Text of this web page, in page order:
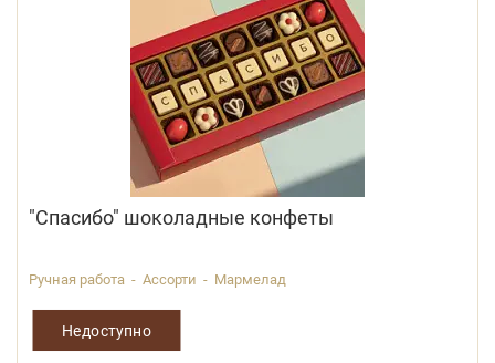
"Спасибо" шоколадные конфеты
Ручная работа - Ассорти - Мармелад
Недоступно